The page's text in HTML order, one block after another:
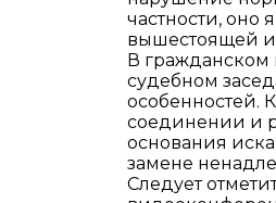
частности, оно
вышестоящей
В гражданском
судебном
особенностей.
соединении и
основания
замене
Следует